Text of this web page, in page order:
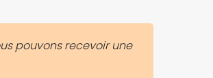
pouvons recevoir une